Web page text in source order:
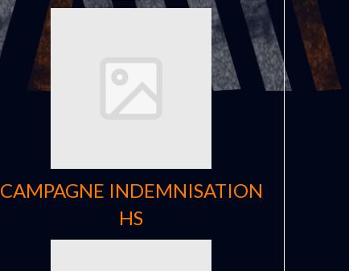
CAMPAGNE INDEMNISATION
HS